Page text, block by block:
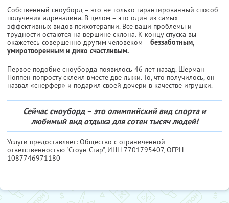
Собственный сноуборд – это не только гарантированный способ
получения адреналина. В целом – это один из самых
эффективных видов психотерапии. Все ваши проблемы и
трудности остаются на вершине склона. К концу спуска вы
окажетесь совершенно другим человеком – беззаботным,
умиротворенным и дико счастливым.
Первое подобие сноуборда появилось 46 лет назад. Шерман
Поппен попросту склеил вместе две лыжи. То, что получилось, он
назвал «снёрфер» и подарил своей дочери в качестве игрушки.
Сейчас сноуборд – это олимпийский вид спорта и
любимый вид отдыха для сотен тысяч людей!
Услуги предоставляет: Общество с ограниченной
ответственностью "Стоун Стар", ИНН 7701795407, ОГРН
1087746971180